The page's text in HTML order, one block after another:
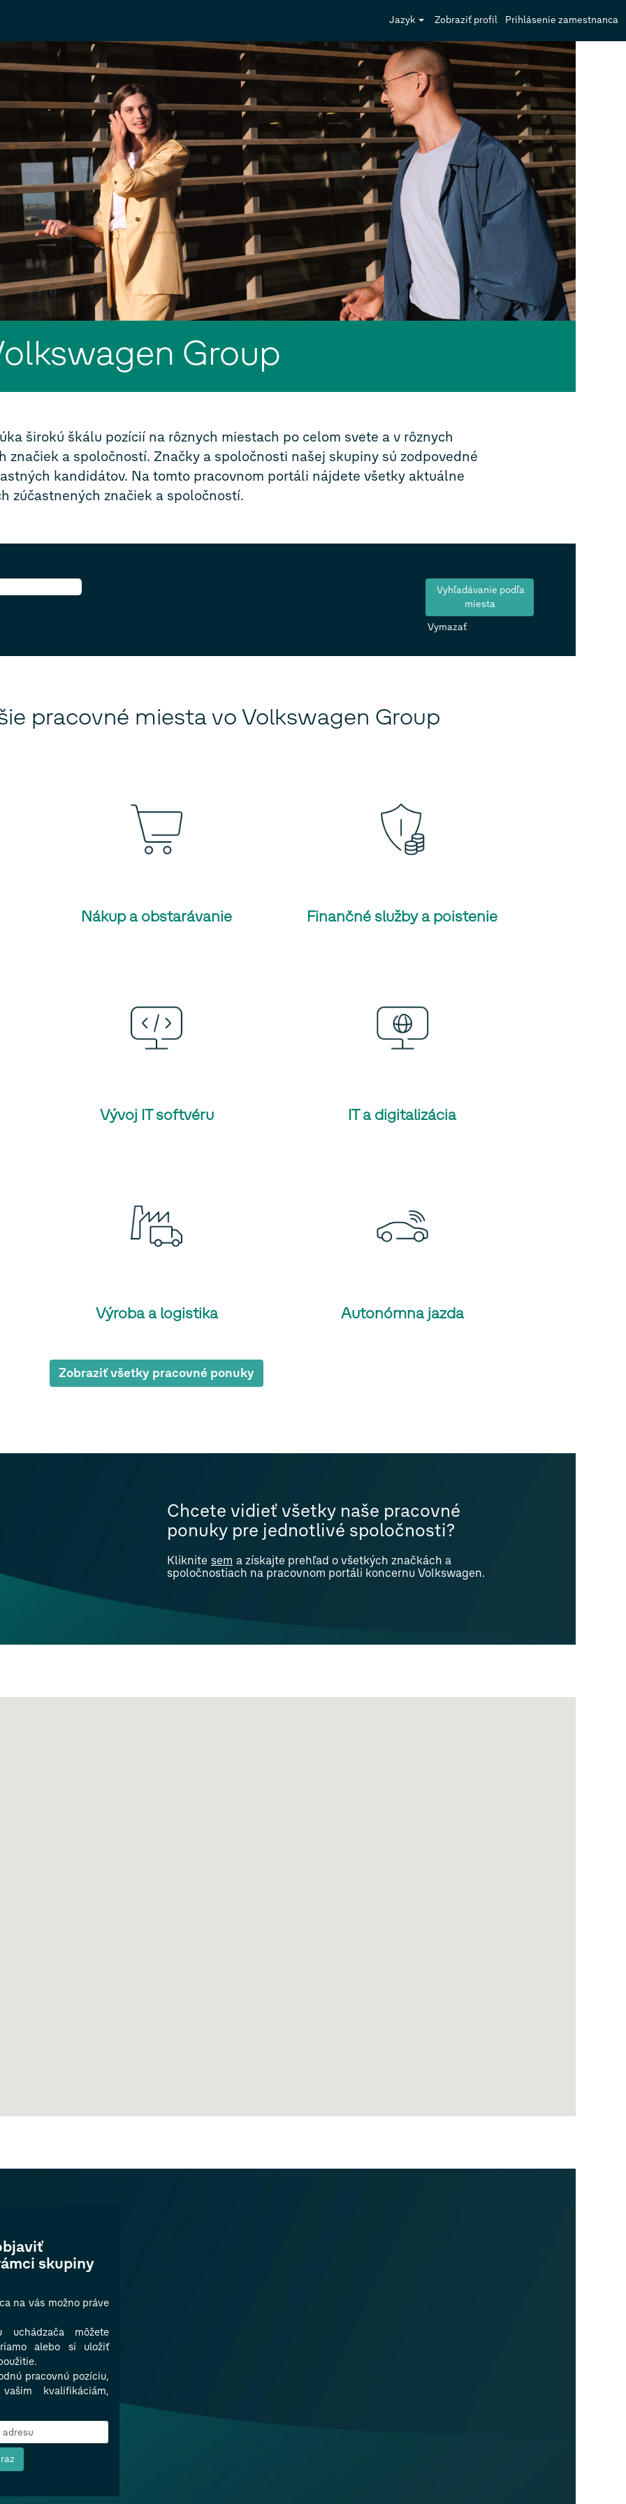
Jazyk Zobraziť profil Prihlásenie zamestnanca
Group
širokú škálu pozícií na rôznych miestach po celom svete a v rôznych
značiek a spoločností. Značky a spoločnosti našej skupiny sú zodpovedné
kandidátov. Na tomto pracovnom portáli nájdete všetky aktuálne
zúčastnených značiek a spoločností.
Vymazať
pracovné miesta vo Volkswagen Group
Nákup a obstarávanie Finančné služby a poistenie
Vývoj IT softvéru IT a digitalizácia
Výroba a logistika Autonómna jazda
Zobraziť všetky pracovné ponuky
Chcete vidieť všetky naše pracovné
ponuky pre jednotlivé spoločnosti?
Kliknite sem a získajte prehľad o všetkých značkách a
spoločnostiach na pracovnom portáli koncernu Volkswagen.
skupiny
na vás možno práve
uchádzača môžete
alebo si uložiť
pracovnú pozíciu,
kvalifikáciám,